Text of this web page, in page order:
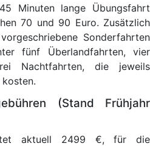
Minuten lange Übungsfahrt
70 und 90 Euro. Zusätzlich
Sonderfahrten
fünf Überlandfahrten, vier
Nachtfahrten, die jeweils
(Stand Frühjahr
aktuell 2499 €, für die